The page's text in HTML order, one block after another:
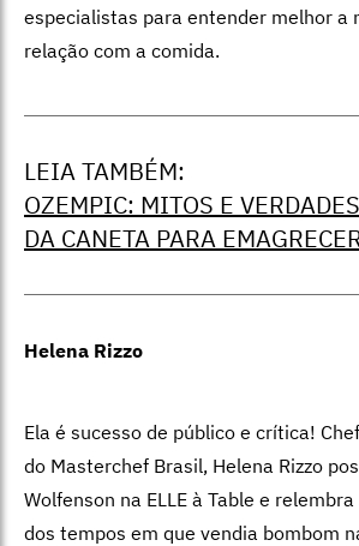
especialistas para entender melhor a
relação com a comida.
LEIA TAMBÉM:
OZEMPIC: MITOS E
DA CANETA PARA
Helena Rizzo
Ela é sucesso de público e crítica!
do Masterchef Brasil, Helena Rizzo
Wolfenson na ELLE à Table e
dos tempos em que vendia bombom